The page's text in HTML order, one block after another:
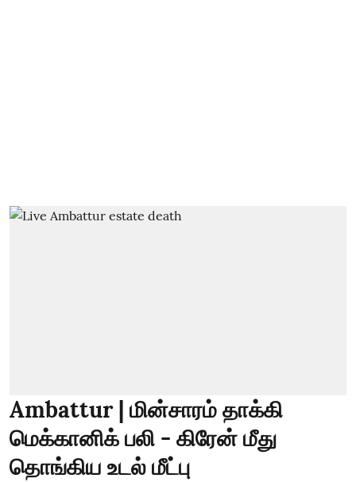
Ambattur | மின்சாரம் தாக்கி
மெக்கானிக் பலி - கிரேன் மீது
தொங்கிய உடல் மீட்பு